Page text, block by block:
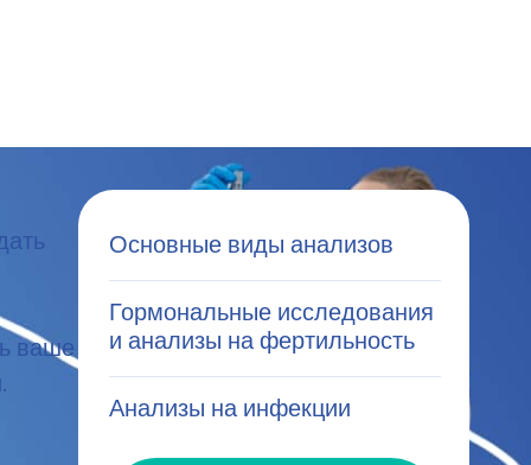
ваше
Основные виды анализов
Гормональные исследования
и анализы на фертильность
Анализы на инфекции